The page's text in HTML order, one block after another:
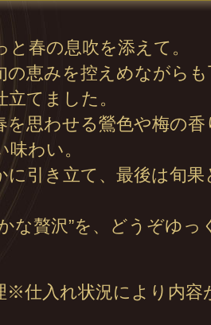
春の息吹を添えて。
の恵みを控えめながら
てました。
を思わせる鶯色や梅の
わい。
に引き立て、最後は旬
な贅沢”を、どうぞゆ
※仕入れ状況により内容